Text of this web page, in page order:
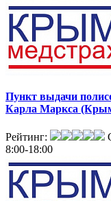
Пункт выдачи
Карла Маркса
Рейтинг:
8:00-18:00